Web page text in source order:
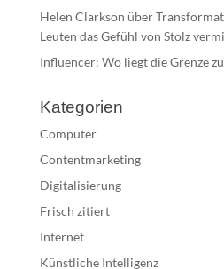
Helen Clarkson über
Leuten das Gefühl von Stolz
Influencer: Wo liegt die Grenze
Kategorien
Computer
Contentmarketing
Digitalisierung
Frisch zitiert
Internet
Künstliche Intelligenz